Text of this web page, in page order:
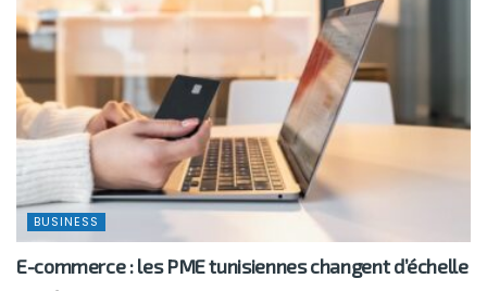
BUSINESS
E-commerce : les PME tunisiennes changent d’échelle